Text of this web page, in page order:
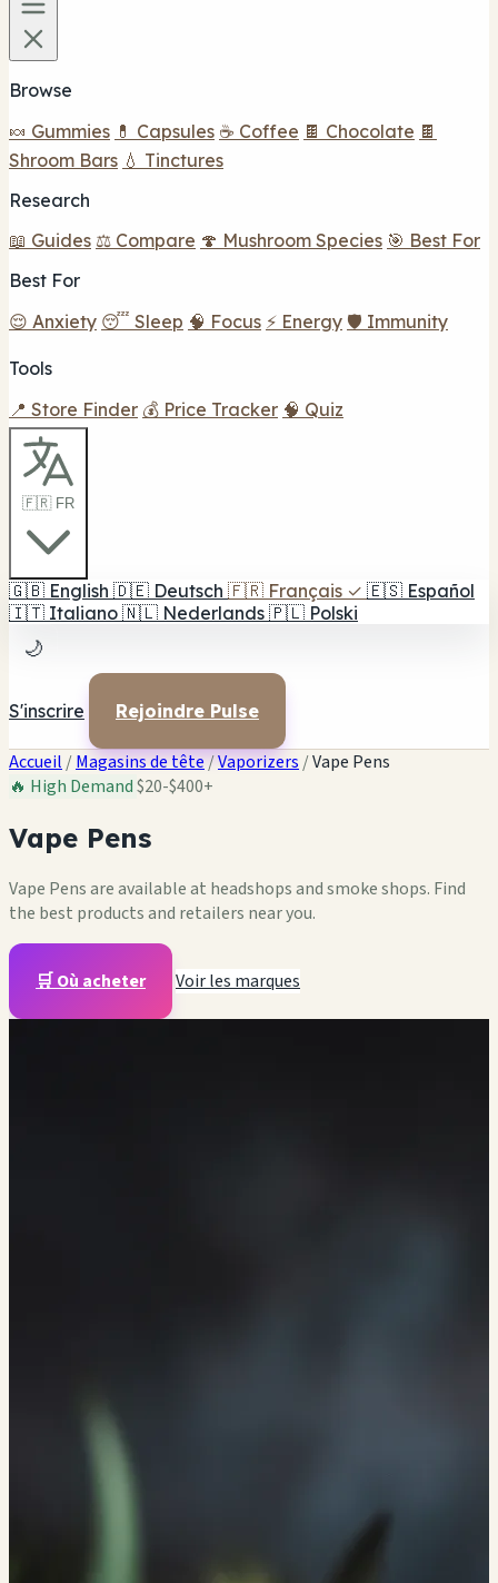
Browse
🍬 Gummies 💊 Capsules ☕ Coffee 🍫 Chocolate 🍫
Shroom Bars 💧 Tinctures
Research
📖 Guides ⚖️ Compare 🍄 Mushroom Species 🎯 Best For
Best For
😌 Anxiety 😴 Sleep 🧠 Focus ⚡ Energy 🛡️ Immunity
Tools
📍 Store Finder 💰 Price Tracker 🧠 Quiz
🇫🇷 FR
🇬🇧 English 🇩🇪 Deutsch 🇫🇷 Français ✓ 🇪🇸 Español
🇮🇹 Italiano 🇳🇱 Nederlands 🇵🇱 Polski
🌙
S'inscrire Rejoindre Pulse
Accueil /Magasins de tête/Vaporizers /Vape Pens
🔥 High Demand$20-$400+
Vape Pens
Vape Pens are available at headshops and smoke shops. Find
the best products and retailers near you.
🛒 Où acheter Voir les marques